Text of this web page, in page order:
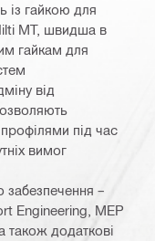
із гайкою для
MT, швидша в
гайкам для
від
під час
вимог
–
Engineering, MEP
також додаткові